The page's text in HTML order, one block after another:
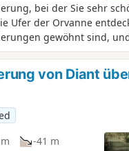
bei der Sie sehr
Ufer der Orvanne
gewöhnt sind,
von Diant
-41 m